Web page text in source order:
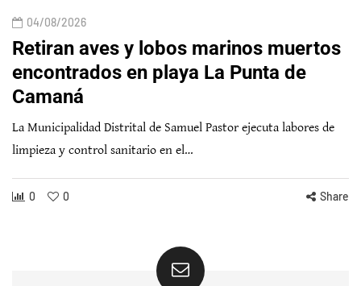
04/08/2026
Retiran aves y lobos marinos muertos
encontrados en playa La Punta de
Camaná
La Municipalidad Distrital de Samuel Pastor ejecuta labores de
limpieza y control sanitario en el…
0 0 Share